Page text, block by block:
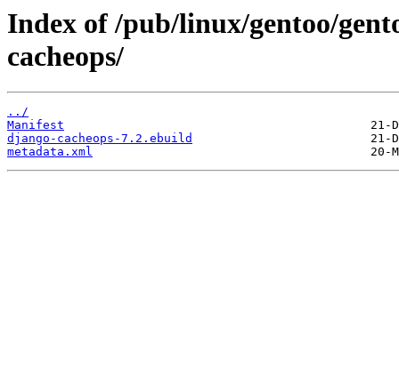
Index of /pub/linux/gentoo/
cacheops/
../
Manifest
django-cacheops-7.2.ebuild
metadata.xml